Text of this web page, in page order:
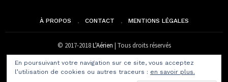
À PROPOS CONTACT MENTIONS LÉGALES
© 2017-2018L'Aérien | Tous droits réservés
En poursuivant votre navigation sur ce site, vous acceptez
l’utilisation de cookies ou autres traceurs : en savoir plus.